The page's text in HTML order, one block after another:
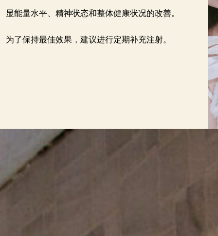
显能量水平、精神状态和整体健康状况的改善。
为了保持最佳效果，建议进行定期补充注射。